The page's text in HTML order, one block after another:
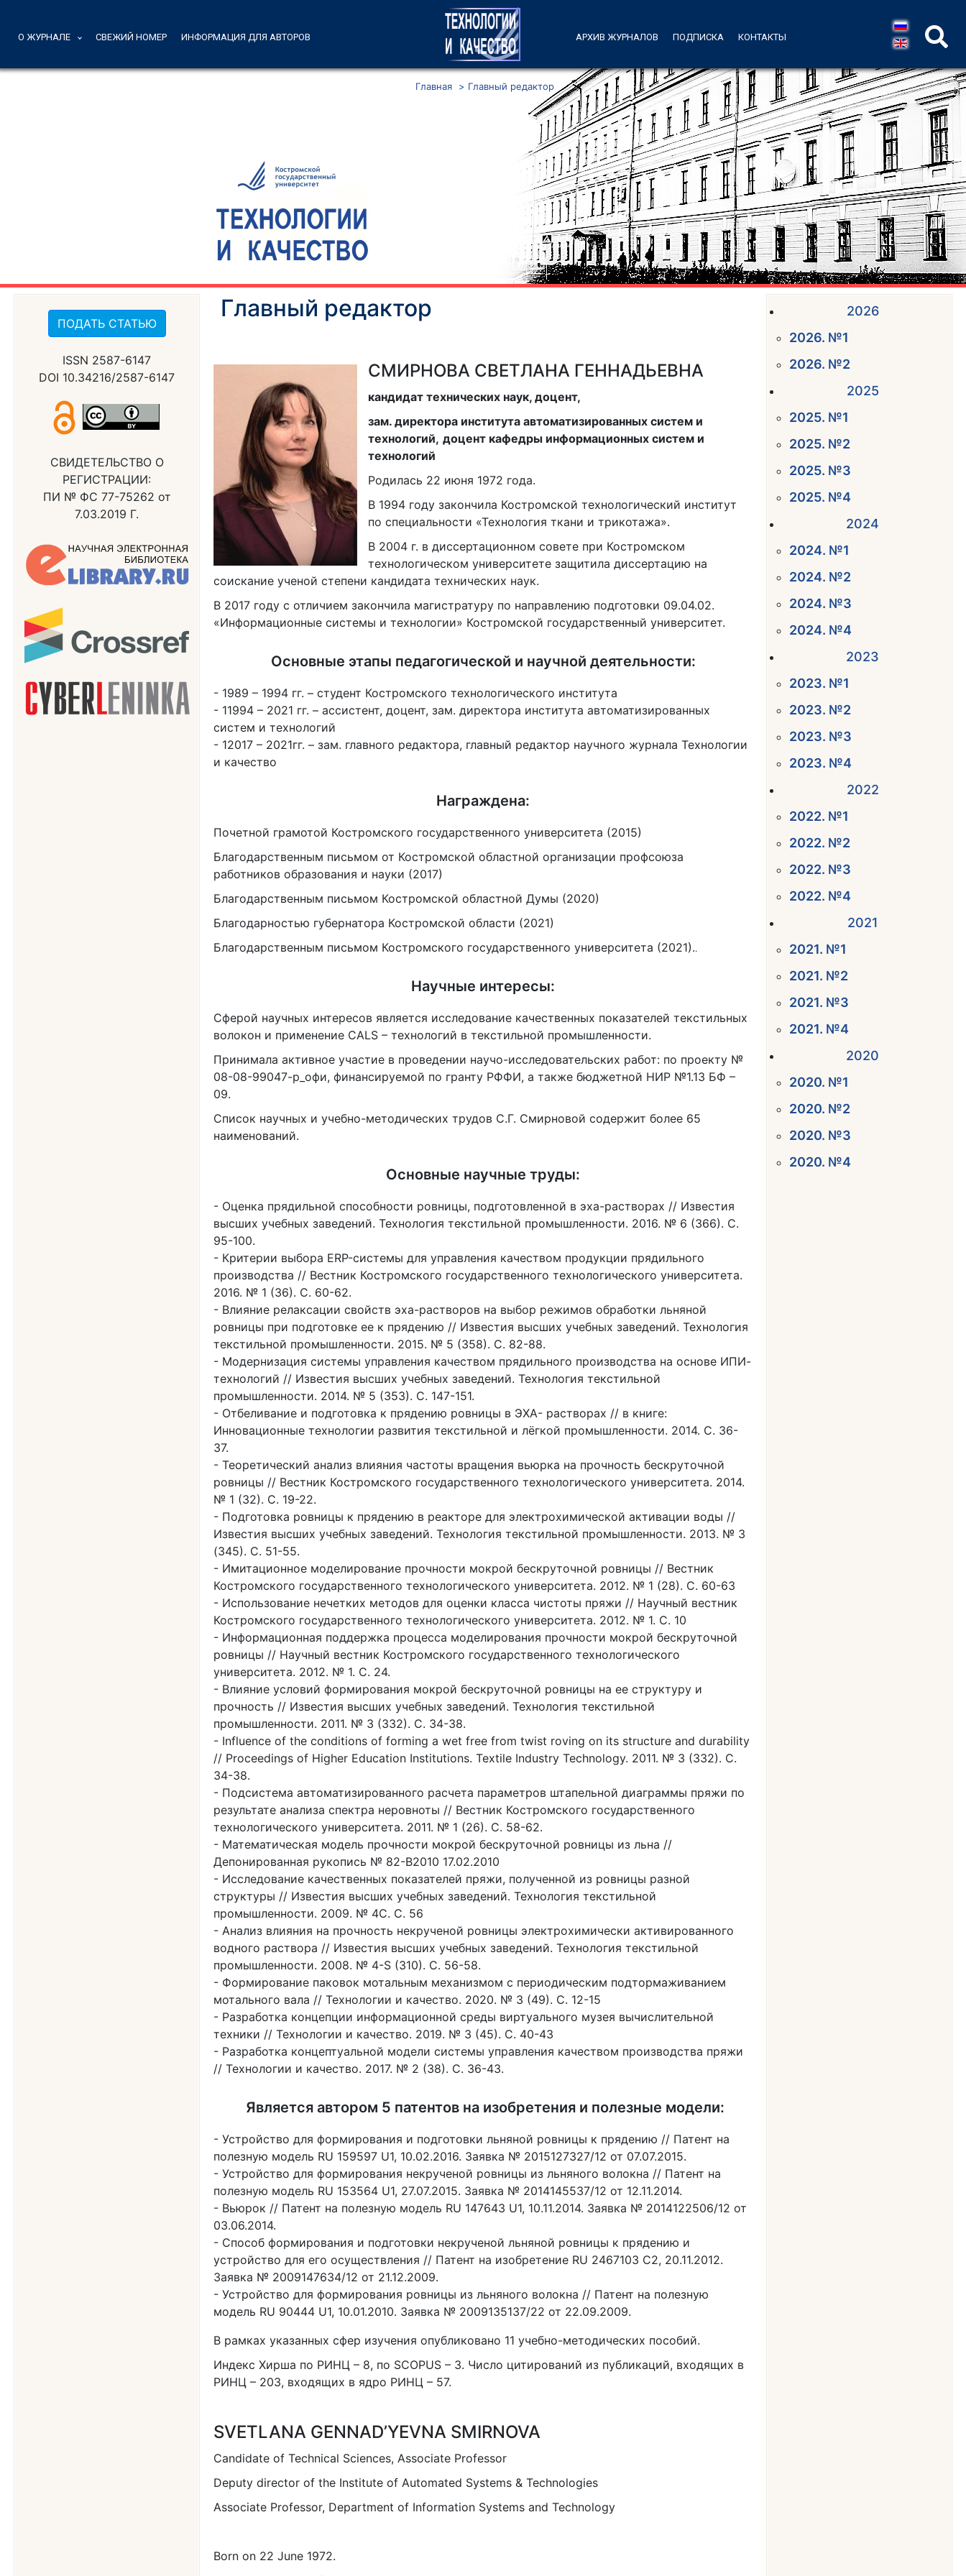
О ЖУРНАЛЕ СВЕЖИЙ НОМЕР ИНФОРМАЦИЯ ДЛЯ АВТОРОВ АРХИВ ЖУРНАЛОВ ПОДПИСКА КОНТАКТЫ
Главная > Главный редактор
ПОДАТЬ СТАТЬЮ
ISSN 2587-6147
DOI 10.34216/2587-6147
СВИДЕТЕЛЬСТВО О
РЕГИСТРАЦИИ:
ПИ № ФС 77-75262 от
7.03.2019 Г.
Главный редактор
СМИРНОВА СВЕТЛАНА ГЕННАДЬЕВНА
кандидат технических наук, доцент,
зам. директора института автоматизированных систем и
технологий, доцент кафедры информационных систем и
технологий
Родилась 22 июня 1972 года.
В 1994 году закончила Костромской технологический институт
по специальности «Технология ткани и трикотажа».
В 2004 г. в диссертационном совете при Костромском
технологическом университете защитила диссертацию на
соискание ученой степени кандидата технических наук.
В 2017 году с отличием закончила магистратуру по направлению подготовки 09.04.02.
«Информационные системы и технологии» Костромской государственный университет.
Основные этапы педагогической и научной деятельности:
1989 – 1994 гг. – студент Костромского технологического института
11994 – 2021 гг. – ассистент, доцент, зам. директора института автоматизированных
систем и технологий
12017 – 2021гг. – зам. главного редактора, главный редактор научного журнала Технологии
и качество
Награждена:
Почетной грамотой Костромского государственного университета (2015)
Благодарственным письмом от Костромской областной организации профсоюза
работников образования и науки (2017)
Благодарственным письмом Костромской областной Думы (2020)
Благодарностью губернатора Костромской области (2021)
Благодарственным письмом Костромского государственного университета (2021)..
Научные интересы:
Сферой научных интересов является исследование качественных показателей текстильных
волокон и применение CALS – технологий в текстильной промышленности.
Принимала активное участие в проведении научо-исследовательских работ: по проекту №
08-08-99047-р_офи, финансируемой по гранту РФФИ, а также бюджетной НИР №1.13 БФ –
09.
Список научных и учебно-методических трудов С.Г. Смирновой содержит более 65
наименований.
Основные научные труды:
Оценка прядильной способности ровницы, подготовленной в эха-растворах // Известия
высших учебных заведений. Технология текстильной промышленности. 2016. № 6 (366). С.
95-100.
Критерии выбора ERP-системы для управления качеством продукции прядильного
производства // Вестник Костромского государственного технологического университета.
2016. № 1 (36). С. 60-62.
Влияние релаксации свойств эха-растворов на выбор режимов обработки льняной
ровницы при подготовке ее к прядению // Известия высших учебных заведений. Технология
текстильной промышленности. 2015. № 5 (358). С. 82-88.
Модернизация системы управления качеством прядильного производства на основе ИПИ-
технологий // Известия высших учебных заведений. Технология текстильной
промышленности. 2014. № 5 (353). С. 147-151.
Отбеливание и подготовка к прядению ровницы в ЭХА- растворах // в книге:
Инновационные технологии развития текстильной и лёгкой промышленности. 2014. С. 36-
37.
Теоретический анализ влияния частоты вращения вьюрка на прочность бескруточной
ровницы // Вестник Костромского государственного технологического университета. 2014.
№ 1 (32). С. 19-22.
Подготовка ровницы к прядению в реакторе для электрохимической активации воды //
Известия высших учебных заведений. Технология текстильной промышленности. 2013. № 3
(345). С. 51-55.
Имитационное моделирование прочности мокрой бескруточной ровницы // Вестник
Костромского государственного технологического университета. 2012. № 1 (28). С. 60-63
Использование нечетких методов для оценки класса чистоты пряжи // Научный вестник
Костромского государственного технологического университета. 2012. № 1. С. 10
Информационная поддержка процесса моделирования прочности мокрой бескруточной
ровницы // Научный вестник Костромского государственного технологического
университета. 2012. № 1. С. 24.
Влияние условий формирования мокрой бескруточной ровницы на ее структуру и
прочность // Известия высших учебных заведений. Технология текстильной
промышленности. 2011. № 3 (332). С. 34-38.
Influence of the conditions of forming a wet free from twist roving on its structure and durability
// Proceedings of Higher Education Institutions. Textile Industry Technology. 2011. № 3 (332). С.
34-38.
Подсистема автоматизированного расчета параметров штапельной диаграммы пряжи по
результате анализа спектра неровноты // Вестник Костромского государственного
технологического университета. 2011. № 1 (26). С. 58-62.
Математическая модель прочности мокрой бескруточной ровницы из льна //
Депонированная рукопись № 82-В2010 17.02.2010
Исследование качественных показателей пряжи, полученной из ровницы разной
структуры // Известия высших учебных заведений. Технология текстильной
промышленности. 2009. № 4C. С. 56
Анализ влияния на прочность некрученой ровницы электрохимически активированного
водного раствора // Известия высших учебных заведений. Технология текстильной
промышленности. 2008. № 4-S (310). С. 56-58.
Формирование паковок мотальным механизмом с периодическим подтормаживанием
мотального вала // Технологии и качество. 2020. № 3 (49). С. 12-15
Разработка концепции информационной среды виртуального музея вычислительной
техники // Технологии и качество. 2019. № 3 (45). С. 40-43
Разработка концептуальной модели системы управления качеством производства пряжи
// Технологии и качество. 2017. № 2 (38). С. 36-43.
Является автором 5 патентов на изобретения и полезные модели:
Устройство для формирования и подготовки льняной ровницы к прядению // Патент на
полезную модель RU 159597 U1, 10.02.2016. Заявка № 2015127327/12 от 07.07.2015.
Устройство для формирования некрученой ровницы из льняного волокна // Патент на
полезную модель RU 153564 U1, 27.07.2015. Заявка № 2014145537/12 от 12.11.2014.
Вьюрок // Патент на полезную модель RU 147643 U1, 10.11.2014. Заявка № 2014122506/12 от
03.06.2014.
Способ формирования и подготовки некрученой льняной ровницы к прядению и
устройство для его осуществления // Патент на изобретение RU 2467103 C2, 20.11.2012.
Заявка № 2009147634/12 от 21.12.2009.
Устройство для формирования ровницы из льняного волокна // Патент на полезную
модель RU 90444 U1, 10.01.2010. Заявка № 2009135137/22 от 22.09.2009.
В рамках указанных сфер изучения опубликовано 11 учебно-методических пособий.
Индекс Хирша по РИНЦ – 8, по SCOPUS – 3. Число цитирований из публикаций, входящих в
РИНЦ – 203, входящих в ядро РИНЦ – 57.
SVETLANA GENNAD’YEVNA SMIRNOVA
Candidate of Technical Sciences, Associate Professor
Deputy director of the Institute of Automated Systems & Technologies
Associate Professor, Department of Information Systems and Technology
Born on 22 June 1972.
2026
2026. №1
2026. №2
2025
2025. №1
2025. №2
2025. №3
2025. №4
2024
2024. №1
2024. №2
2024. №3
2024. №4
2023
2023. №1
2023. №2
2023. №3
2023. №4
2022
2022. №1
2022. №2
2022. №3
2022. №4
2021
2021. №1
2021. №2
2021. №3
2021. №4
2020
2020. №1
2020. №2
2020. №3
2020. №4